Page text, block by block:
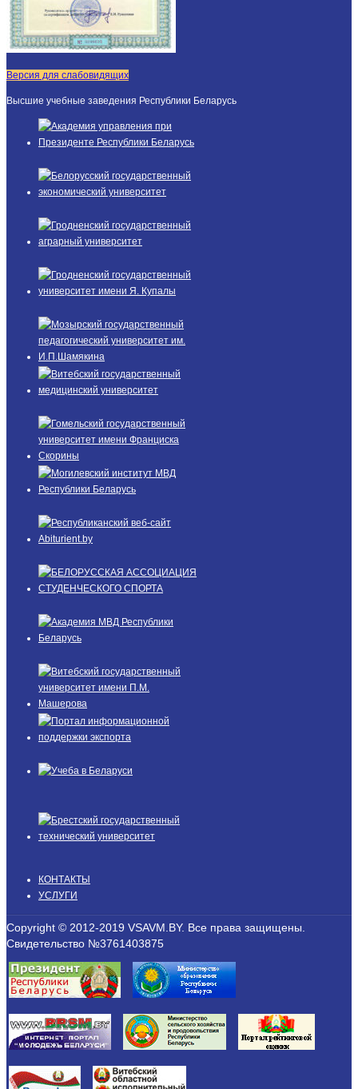
Версия для слабовидящих
Высшие учебные заведения Республики Беларусь
КОНТАКТЫ
УСЛУГИ
Copyright © 2012-2019 VSAVM.BY. Все права защищены.
Свидетельство №3761403875